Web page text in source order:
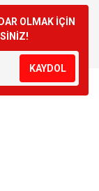
OLMAK İÇİN
KAYDOL